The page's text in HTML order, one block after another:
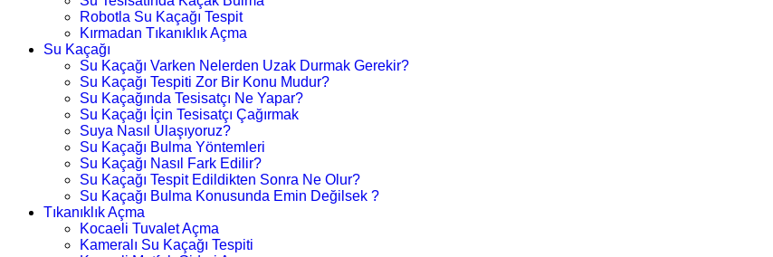
Robotla Su Kaçağı Tespit
Kırmadan Tıkanıklık Açma
Su Kaçağı
Su Kaçağı Varken Nelerden Uzak Durmak Gerekir?
Su Kaçağı Tespiti Zor Bir Konu Mudur?
Su Kaçağında Tesisatçı Ne Yapar?
Su Kaçağı İçin Tesisatçı Çağırmak
Suya Nasıl Ulaşıyoruz?
Su Kaçağı Bulma Yöntemleri
Su Kaçağı Nasıl Fark Edilir?
Su Kaçağı Tespit Edildikten Sonra Ne Olur?
Su Kaçağı Bulma Konusunda Emin Değilsek ?
Tıkanıklık Açma
Kocaeli Tuvalet Açma
Kameralı Su Kaçağı Tespiti